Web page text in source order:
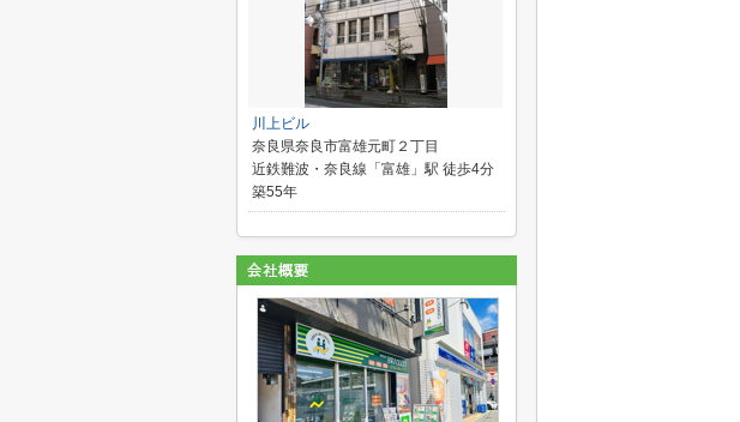
川上ビル
奈良県奈良市富雄元町２丁目
近鉄難波・奈良線「富雄」駅 徒歩4分
築55年